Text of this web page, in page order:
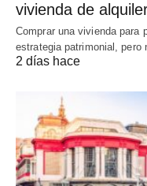
vivienda de
Comprar una vivienda para
estrategia patrimonial, pero
2 días hace